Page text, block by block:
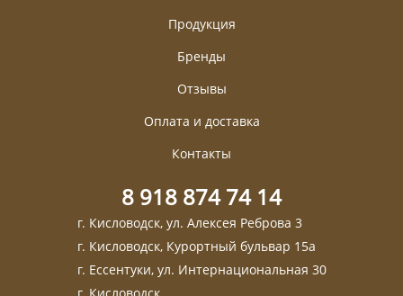
Продукция
Бренды
Отзывы
Оплата и доставка
Контакты
8 918 874 74 14
г. Кисловодск, ул. Алексея Реброва 3
г. Кисловодск, Курортный бульвар 15а
г. Ессентуки, ул. Интернациональная 30